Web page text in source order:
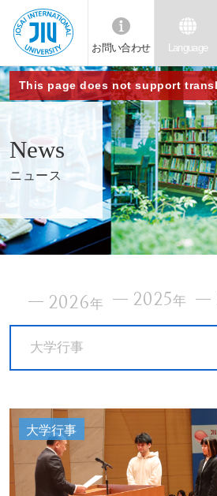
JIU
城西
国際
大学
お問い合わせ Language
This page does not support
News
ニュース
2026年 2025年
大学行事
大学行事